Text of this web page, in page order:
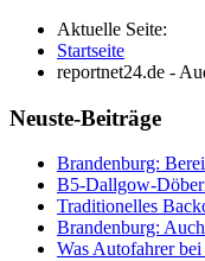
Aktuelle Seite:
Startseite
reportnet24.de -
Neuste-Beiträge
Brandenburg:
B5-Dallgow-
Traditionelles
Brandenburg:
Was Autofahrer